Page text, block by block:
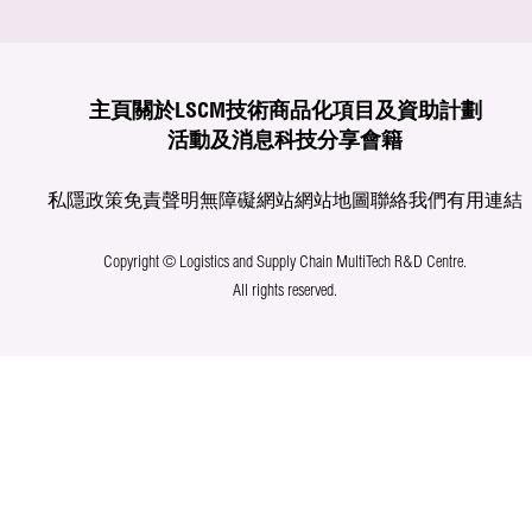
主頁 關於LSCM技術商品化項目及資助計劃
活動及消息科技分享會籍
私隱政策免責聲明無障礙網站網站地圖聯絡我們有用連結
Copyright © Logistics and Supply Chain MultiTech R&D Centre.
All rights reserved.